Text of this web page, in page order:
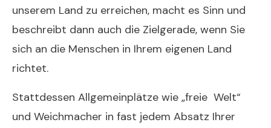
unserem Land zu erreichen, macht es Sinn und
beschreibt dann auch die Zielgerade, wenn Sie
sich an die Menschen in Ihrem eigenen Land
richtet.
Stattdessen Allgemeinplätze wie „freie Welt“
und Weichmacher in fast jedem Absatz Ihrer